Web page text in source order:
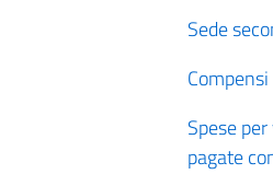
Sede
Spese
pagate